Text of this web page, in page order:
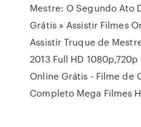
Mestre: O Segundo Ato
Grátis » Assistir Filmes
Assistir Truque de
2013 Full HD
Online Grátis - Filme de
Completo Mega Filmes